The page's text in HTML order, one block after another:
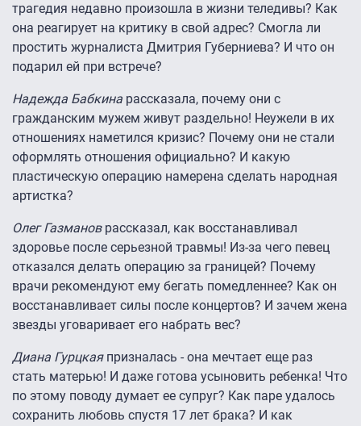
трагедия недавно произошла в жизни теледивы? Как
она реагирует на критику в свой адрес? Смогла ли
простить журналиста Дмитрия Губерниева? И что он
подарил ей при встрече?
Надежда Бабкина рассказала, почему они с
гражданским мужем живут раздельно! Неужели в их
отношениях наметился кризис? Почему они не стали
оформлять отношения официально? И какую
пластическую операцию намерена сделать народная
артистка?
Олег Газмановрассказал, как восстанавливал
здоровье после серьезной травмы! Из-за чего певец
отказался делать операцию за границей? Почему
врачи рекомендуют ему бегать помедленнее? Как он
восстанавливает силы после концертов? И зачем жена
звезды уговаривает его набрать вес?
Диана Гурцкаяпризналась - она мечтает еще раз
стать матерью! И даже готова усыновить ребенка! Что
по этому поводу думает ее супруг? Как паре удалось
сохранить любовь спустя 17 лет брака? И как